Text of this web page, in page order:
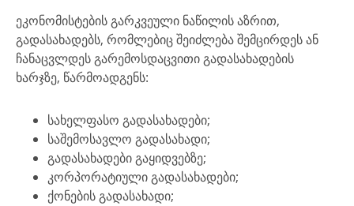
ეკონომისტების გარკვეული ნაწილის აზრით,
გადასახადებს, რომლებიც შეიძლება შემცირდეს ან
ჩანაცვლდეს გარემოსდაცვითი გადასახადების
ხარჯზე, წარმოადგენს:
სახელფასო გადასახადები;
საშემოსავლო გადასახადი;
გადასახადები გაყიდვებზე;
კორპორატიული გადასახადები;
ქონების გადასახადი;